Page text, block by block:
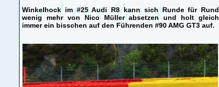
Winkelhock im #25 Audi R8 kann sich Runde für
wenig mehr von Nico Müller absetzen und holt
immer ein bisschen auf den Führenden #90 AMG GT3 auf.